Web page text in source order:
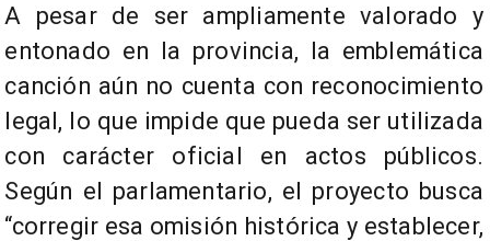
A pesar de ser ampliamente valorado y
entonado en la provincia, la emblemática
canción aún no cuenta con reconocimiento
legal, lo que impide que pueda ser utilizada
con carácter oficial en actos públicos.
Según el parlamentario, el proyecto busca
“corregir esa omisión histórica y establecer,